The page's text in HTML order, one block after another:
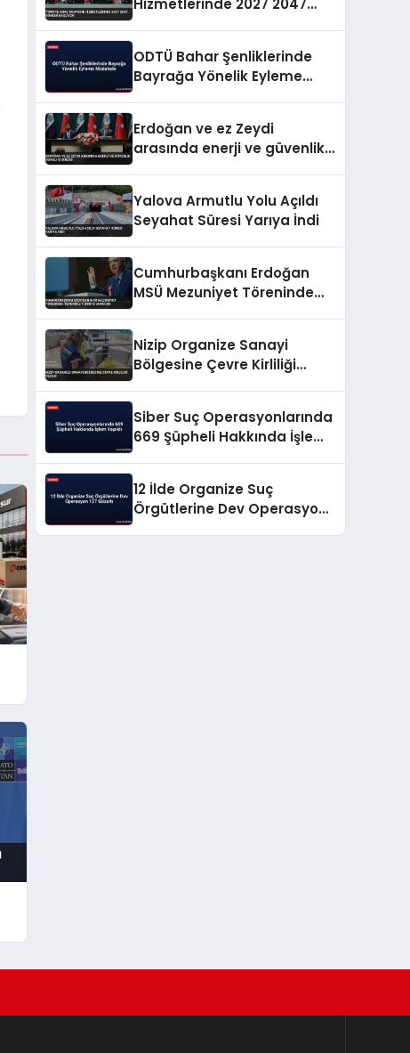
Hizmetlerinde 2027 2047
ODTÜ Bahar Şenliklerinde
Bayrağa Yönelik Eyleme
Erdoğan ve ez Zeydi
arasında enerji ve güvenlik
Yalova Armutlu Yolu Açıldı
Seyahat Süresi Yarıya İndi
Cumhurbaşkanı Erdoğan
MSÜ Mezuniyet Töreninde
Nizip Organize Sanayi
Bölgesine Çevre Kirliliği
Siber Suç Operasyonlarında
669 Şüpheli Hakkında İşlem
12 İlde Organize Suç
Örgütlerine Dev Operasyon